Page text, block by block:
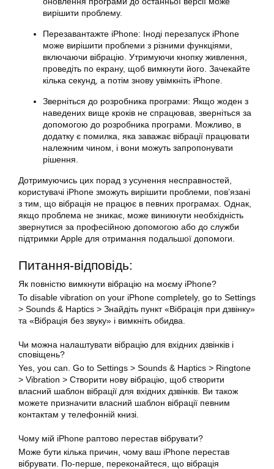
вирішити проблему.
Перезавантажте iPhone: Іноді перезапуск iPhone
може вирішити проблеми з різними функціями,
включаючи вібрацію . Утримуючи кнопку живлення,
проведіть по екрану, щоб вимкнути його. Зачекайте
кілька секунд, а потім знову увімкніть iPhone.
Зверніться до розробника програми: Якщо жоден з
наведених вище кроків не спрацював, зверніться за
допомогою до розробника програми. Можливо, в
додатку є помилка, яка заважає вібрації працювати
належним чином, і вони можуть запропонувати
рішення.
Дотримуючись цих порад з усунення несправностей,
користувачі iPhone зможуть вирішити проблеми, пов’язані
з тим, що вібрація не працює в певних програмах. Однак,
якщо проблема не зникає, може виникнути необхідність
звернутися за професійною допомогою або до служби
підтримки Apple для отримання подальшої допомоги.
Питання-відповідь:
Як повністю вимкнути вібрацію на моєму iPhone?
To disable vibration on your iPhone completely, go to Settings
> Sounds & Haptics > Знайдіть пункт «Вібрація при дзвінку»
та «Вібрація без звуку» і вимкніть обидва.
Чи можна налаштувати вібрацію для вхідних дзвінків і
сповіщень?
Yes, you can. Go to Settings > Sounds & Haptics > Ringtone
> Vibration > Створити нову вібрацію, щоб створити
власний шаблон вібрації для вхідних дзвінків. Ви також
можете призначити власний шаблон вібрації певним
контактам у телефонній книзі.
Чому мій iPhone раптово перестав вібрувати?
Може бути кілька причин, чому ваш iPhone перестав
вібрувати. По-перше, переконайтеся, що вібрація